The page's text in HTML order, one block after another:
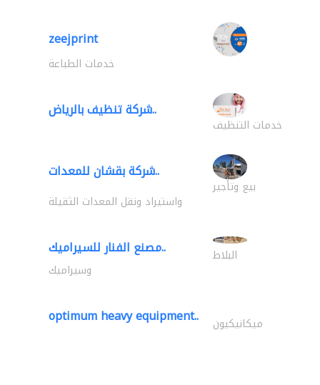
zeejprint
خدمات الطباعة
شركة تنظيف بالرياض..
خدمات التنظيف
شركة بقشان للمعدات..
بيع وتأجير
واستيراد ونقل المعدات الثقيلة
مصنع الفنار للسيراميك.. البلاط
وسيراميك
optimum heavy equipment.. ميكانيكيون